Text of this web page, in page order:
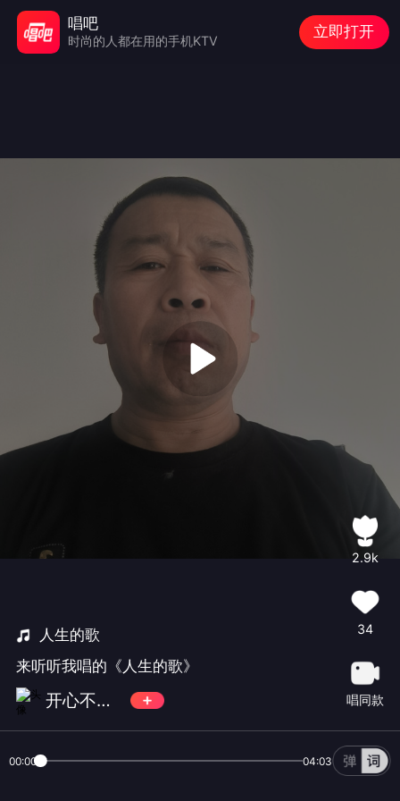
人生的歌
来听听我唱的《人生的歌》
开心不玩金币
2.9k
34
唱同款
00:00 04:03
唱吧
时尚的人都在用的手机KTV
立即打开